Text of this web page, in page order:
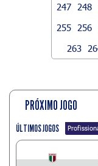
247
248
255
256
263
PRÓXIMO JOGO
ÚLTIMOS JOGOS